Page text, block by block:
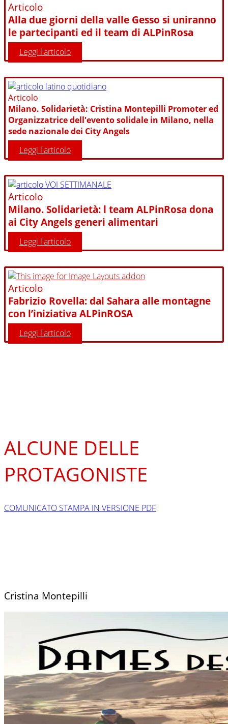
Articolo
Alla due giorni della valle Gesso si uniranno
le partecipanti ed il team di ALPinRosa
Leggi l'articolo
Articolo
Milano. Solidarietà: Cristina Montepilli Promoter ed
Organizzatrice dell'evento solidale in Milano, nella
sede nazionale dei City Angels
Leggi l'articolo
Articolo
Milano. Solidarietà: l team ALPinRosa dona
ai City Angels generi alimentari
Leggi l'articolo
Articolo
Fabrizio Rovella: dal Sahara alle montagne
con l’iniziativa ALPinROSA
Leggi l'articolo
ALCUNE DELLE
PROTAGONISTE
COMUNICATO STAMPA IN VERSIONE PDF
Cristina Montepilli